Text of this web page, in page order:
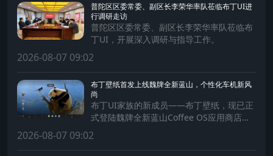
普陀区区委常委、副区长李荣华率队莅临布丁UI进
行调研走访
普陀区区委常委、副区长李荣华率队莅临布
丁UI，开展深入调研与指导工作。
2026-08-07 09:02
布丁壁纸首发上线魏牌全新蓝山，个性化车机新风
尚
布丁UI家族的新成员——布丁壁纸，现已正
式登陆魏牌全新蓝山Coffee OS应用商店，
为蓝山车主带来前所未有的个性化出行体
验！
2026-08-07 09:02